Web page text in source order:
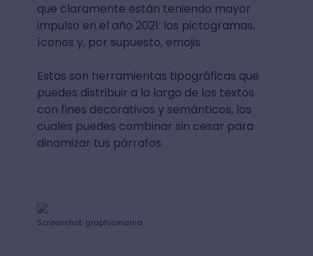
que claramente están teniendo mayor
impulso en el año 2021: los pictogramas,
íconos y, por supuesto, emojis.
Estas son herramientas tipográficas que
puedes distribuir a lo largo de los textos
con fines decorativos y semánticos, los
cuales puedes combinar sin cesar para
dinamizar tus párrafos.
Screenshot: graphicmama